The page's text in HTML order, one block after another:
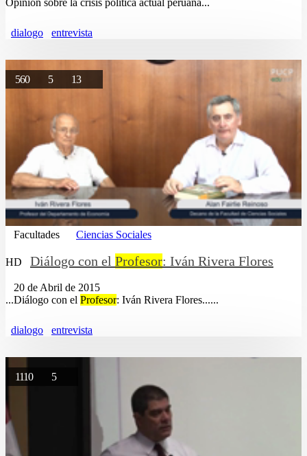
Opinión sobre la crisis política actual peruana...
dialogo entrevista
560 5 13
Facultades Ciencias Sociales
HD Diálogo con el Profesor: Iván Rivera Flores
20 de Abril de 2015
...Diálogo con el Profesor: Iván Rivera Flores......
dialogo entrevista
1110 5